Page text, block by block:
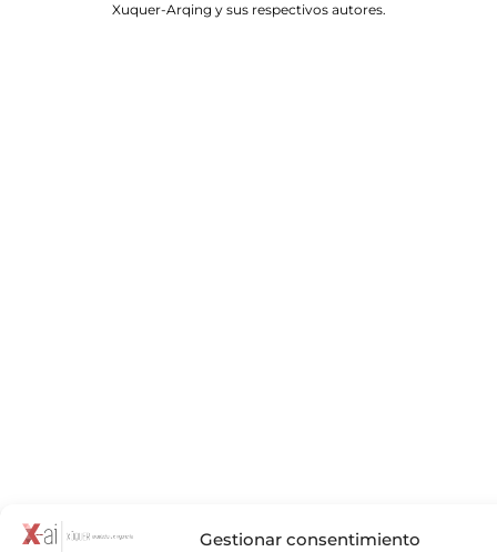
Gestionar consentimiento
Xuquer-Arqing y sus respectivos autores.